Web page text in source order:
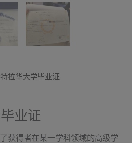
拉华大学毕业证
业证
获得者在某一学科领域的高级学